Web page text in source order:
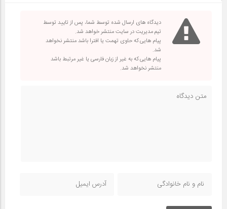
دیدگاه های ارسال شده توسط شما، پس از تایید توسط
تیم مدیریت در سایت منتشر خواهد شد.
پیام هایی که حاوی تهمت یا افترا باشد منتشر نخواهد
شد.
پیام هایی که به غیر از زبان فارسی یا غیر مرتبط باشد
منتشر نخواهد شد.